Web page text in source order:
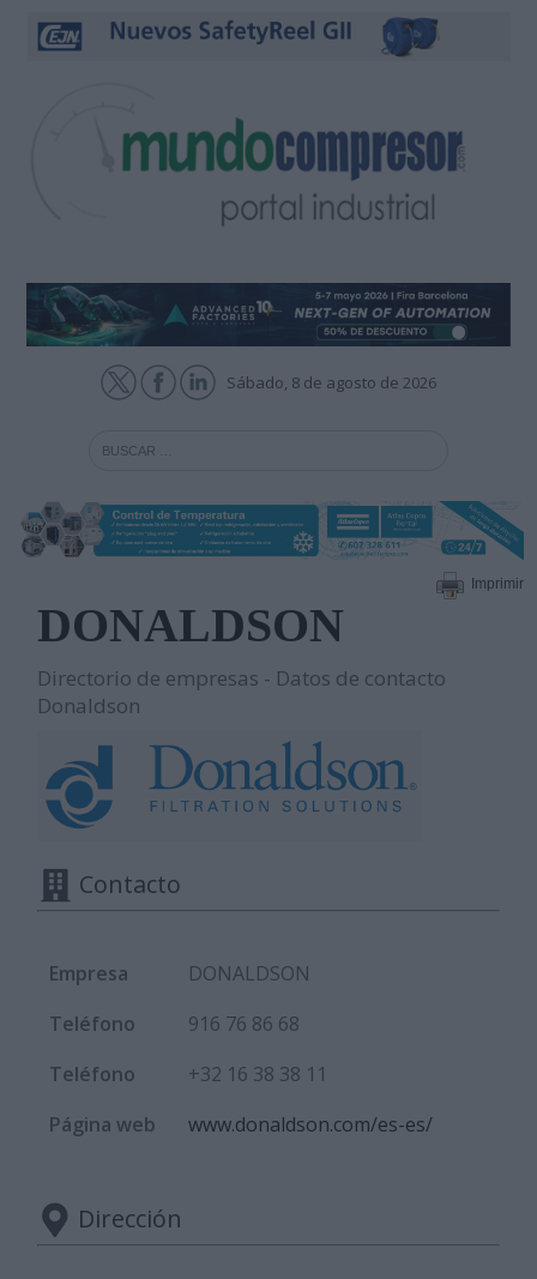
Sábado, 8 de agosto de 2026
Imprimir
DONALDSON
Directorio de empresas - Datos de contacto
Donaldson
Contacto
Empresa
DONALDSON
Teléfono
916 76 86 68
Teléfono
+32 16 38 38 11
Página web
www.donaldson.com/es-es/
Dirección